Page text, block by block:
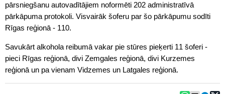
pārsniegšanu autovadītājiem noformēti 202 administratīvā
pārkāpuma protokoli. Visvairāk šoferu par šo pārkāpumu sodīti
Rīgas reģionā - 110.
Savukārt alkohola reibumā vakar pie stūres pieķerti 11 šoferi -
pieci Rīgas reģionā, divi Zemgales reģionā, divi Kurzemes
reģionā un pa vienam Vidzemes un Latgales reģionā.